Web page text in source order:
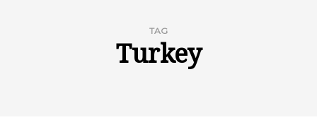
TAG
Turkey